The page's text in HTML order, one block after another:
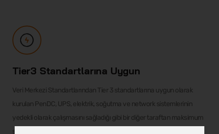
Tier3 Standartlarına Uygun
Veri Merkezi Standartlarından Tier 3 standartlarına uygun olarak
kurulan PenDC, UPS, elektrik, soğutma ve network sistemlerinin
yedekli olarak çalışmasını sağladığı gibi bir diğer taraftan maksimum
seviyedeki fiziksel ve elektronik güvenlik sistemleri, yangın algılama